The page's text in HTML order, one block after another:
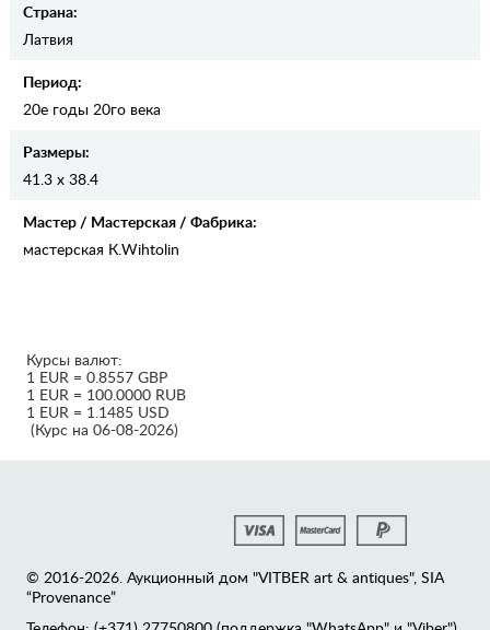
Страна:
Латвия
Период:
20е годы 20го века
Размеры:
41.3 x 38.4
Мастер / Мастерская / Фабрика:
мастерская К.Wihtolin
Курсы валют:
1 EUR = 0.8557 GBP
1 EUR = 100.0000 RUB
1 EUR = 1.1485 USD
(Курс на 06-08-2026)
© 2016-2026. Аукционный дом "VITBER art & antiques", SIA
“Provenance”